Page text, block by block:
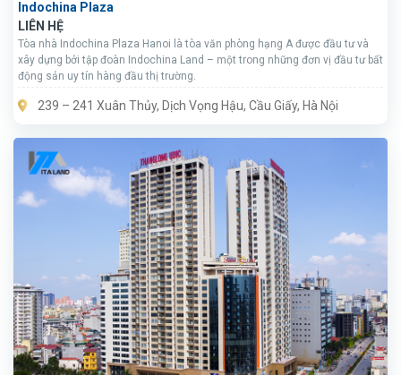
Indochina Plaza
LIÊN HỆ
Tòa nhà Indochina Plaza Hanoi là tòa văn phòng hạng A được đầu tư và
xây dựng bởi tập đoàn Indochina Land – một trong những đơn vị đầu tư bất
động sản uy tín hàng đầu thị trường.
239 – 241 Xuân Thủy, Dịch Vọng Hậu, Cầu Giấy, Hà Nội